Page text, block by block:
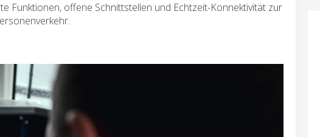
Funktionen, offene Schnittstellen und Echtzeit-Konnektivität zur